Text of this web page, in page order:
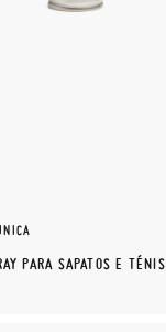
PARA SAPATOS E TÉNIS